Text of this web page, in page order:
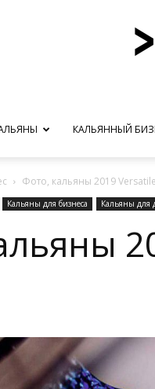
КАЛЬЯННЫЙ
Фото, кальяны 2019
Кальяны для бизнеса Кальяны для